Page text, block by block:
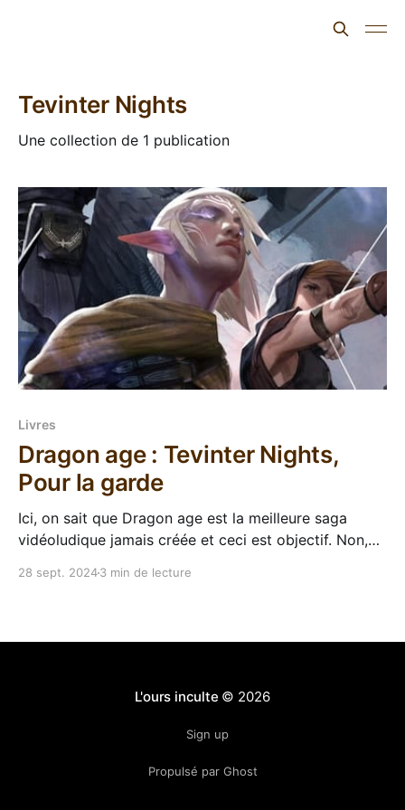
Tevinter Nights
Une collection de 1 publication
Livres
Dragon age : Tevinter Nights,
Pour la garde
Ici, on sait que Dragon age est la meilleure saga
vidéoludique jamais créée et ceci est objectif. Non,
tous les cas, comment ne pas adorer ce lore
28 sept. 20243 min de lecture
L'ours inculte © 2026
Sign up
Propulsé par Ghost